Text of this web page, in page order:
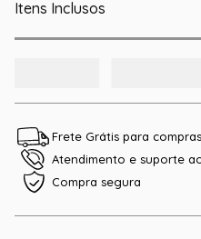
Itens Inclusos
Frete Grátis para
Atendimento e suporte
Compra segura